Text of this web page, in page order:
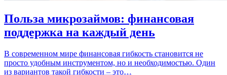
Польза микрозаймов: финансовая
поддержка на каждый день
В современном мире финансовая гибкость становится не
просто удобным инструментом, но и необходимостью. Один
из вариантов такой гибкости – это…